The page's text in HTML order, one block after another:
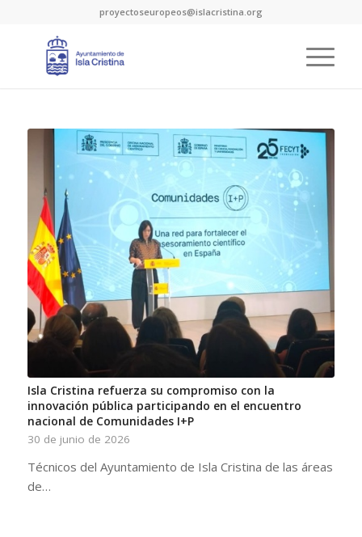
proyectoseuropeos@islacristina.org
Isla Cristina refuerza su compromiso con la
innovación pública participando en el encuentro
nacional de Comunidades I+P
30 de junio de 2026
Técnicos del Ayuntamiento de Isla Cristina de las áreas
de…